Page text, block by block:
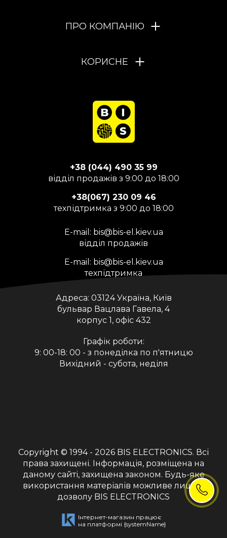
ПРО КОМПАНІЮ
КОРИСНЕ
+38 (044) 490 35 99
відділ продажів з 9:00 до 18:00
+38(067) 230 09 46
техпідтримка з 9:00 до 18:00
E-mail: bis@bis-el.kiev.ua
відділ продажів
E-mail: bis@bis-el.kiev.ua
техпідтримка
Адреса: 03124 Україна, Київ
бульвар Вацлава Гавела, 4
корпус 1, офіс 432
Графік роботи:
9: 00-18: 00 - з понеділка по п'ятницю
Вихідний - субота, неділя
Copyright © 1994 - 2026 BIS ELECTRONICS. Всі
права захищені. Інформація, розміщена на
даному сайті, захищена законом. Будь-яке
використання матеріалів можливе лише з
дозволу BIS ELECTRONICS
Інтернет-магазин працює
на платформі {systemName}